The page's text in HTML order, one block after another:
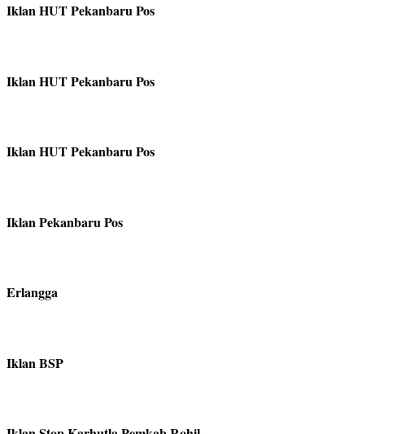
Iklan HUT Pekanbaru Pos
Iklan HUT Pekanbaru Pos
Iklan HUT Pekanbaru Pos
Iklan Pekanbaru Pos
Erlangga
Iklan BSP